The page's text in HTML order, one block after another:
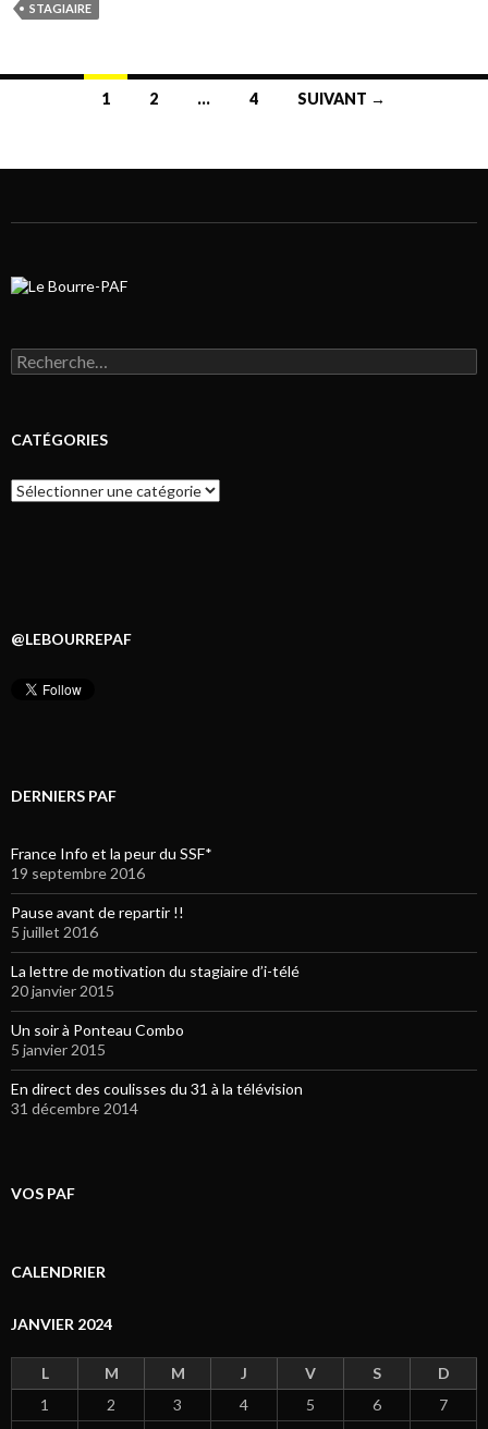
STAGIAIRE
1 2 … 4 SUIVANT →
Rechercher :
CATÉGORIES
Catégories
@LEBOURREPAF
DERNIERS PAF
France Info et la peur du SSF*
19 septembre 2016
Pause avant de repartir !!
5 juillet 2016
La lettre de motivation du stagiaire d’i-télé
20 janvier 2015
Un soir à Ponteau Combo
5 janvier 2015
En direct des coulisses du 31 à la télévision
31 décembre 2014
VOS PAF
CALENDRIER
JANVIER 2024
L M M J V S
D
1
2 3 4 5 6
7